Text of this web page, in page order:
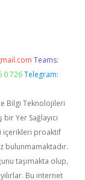
Teams:
0 726 Telegram:
Bilgi Teknolojileri
Yer Sağlayıcı
içerikleri proaktif
bulunmamaktadır.
taşımakta olup,
Bu internet